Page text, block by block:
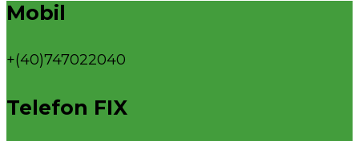
Mobil
+(40)747022040
Telefon FIX